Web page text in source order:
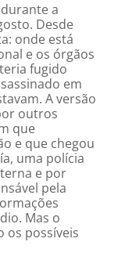
a
Desde
onde está
e os órgãos
fugido
em
A versão
outros
que
e que chegou
uma polícia
e por
pela
Mas o
os possíveis